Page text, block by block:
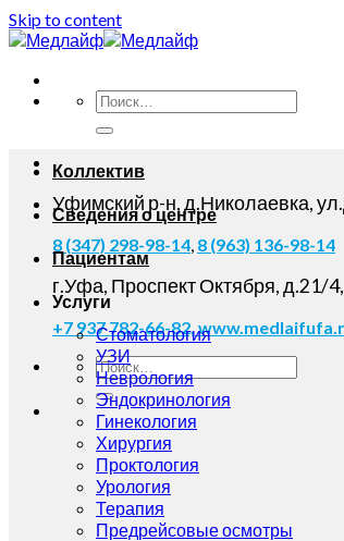
Skip to content
Уфимский р-н, д.Николаевка,
8 (347) 298-98-14, 8 (963) 136-98-14
г.Уфа, Проспект Октября, д.21/4,
+7 937 782-66-82,
Коллектив
Сведения о центре
Пациентам
Услуги
Стоматология
УЗИ
Неврология
Эндокринология
Гинекология
Хирургия
Проктология
Урология
Терапия
Предрейсовые осмотры